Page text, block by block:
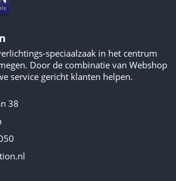
speciaalzaak in het centrum
Door de combinatie van Webshop
service gericht klanten helpen.
38